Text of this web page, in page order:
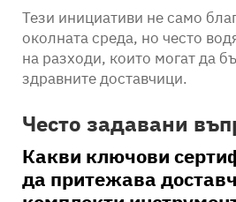
Тези инициативи не само
околната среда, но често
на разходи, които могат да
здравните доставчици.
Често задавани
Какви ключови
да притежава